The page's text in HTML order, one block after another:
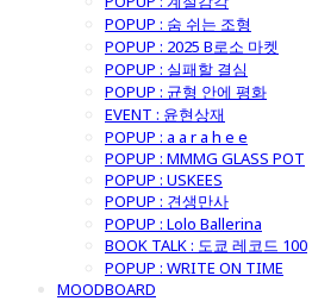
POPUP : 숨 쉬는 조형
POPUP : 2025 B로소 마켓
POPUP : 실패할 결심
POPUP : 균형 안에 평화
EVENT : 윤현상재
POPUP : a a r a h e e
POPUP : MMMG GLASS POT
POPUP : USKEES
POPUP : 견생만사
POPUP : Lolo Ballerina
BOOK TALK : 도쿄 레코드 100
POPUP : WRITE ON TIME
MOODBOARD